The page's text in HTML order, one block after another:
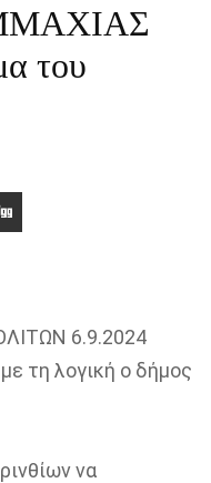
του
6.9.2024
τη λογική ο δήμος
να